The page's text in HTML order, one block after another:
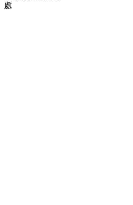
處